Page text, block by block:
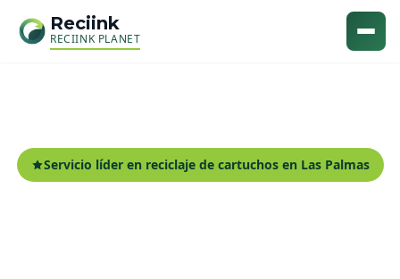
Reciink
RECIINK PLANET
Servicio líder en reciclaje de cartuchos en Las Palmas